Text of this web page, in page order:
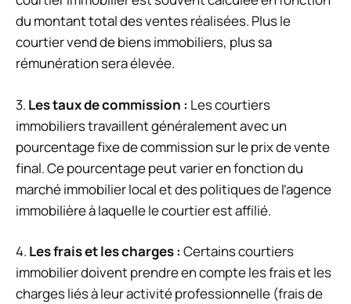
du montant total des ventes réalisées. Plus le
courtier vend de biens immobiliers, plus sa
rémunération sera élevée.
3. Les taux de commission : Les courtiers
immobiliers travaillent généralement avec un
pourcentage fixe de commission sur le prix de vente
final. Ce pourcentage peut varier en fonction du
marché immobilier local et des politiques de l’agence
immobilière à laquelle le courtier est affilié.
4. Les frais et les charges : Certains courtiers
immobilier doivent prendre en compte les frais et les
charges liés à leur activité professionnelle (frais de